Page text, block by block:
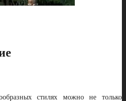
стилях можно не только